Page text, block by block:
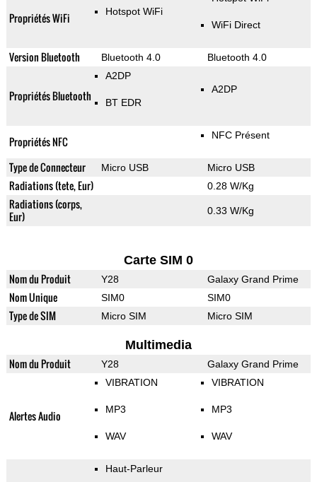
Propriétés WiFi Hotspot WiFi
WiFi Direct
Version Bluetooth Bluetooth 4.0 Bluetooth 4.0
Propriétés Bluetooth
A2DP
BT EDR
A2DP
Propriétés NFC NFC Présent
Type de Connecteur Micro USB Micro USB
Radiations (tete, Eur) 0.28 W/Kg
Radiations (corps,
Eur)
0.33 W/Kg
Carte SIM 0
Nom du Produit Y28 Galaxy Grand Prime
Nom Unique SIM0 SIM0
Type de SIM Micro SIM Micro SIM
Multimedia
Nom du Produit Y28 Galaxy Grand Prime
Alertes Audio
VIBRATION
MP3
WAV
VIBRATION
MP3
WAV
Haut-Parleur